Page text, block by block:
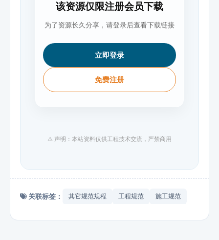
该资源仅限注册会员下载
为了资源长久分享，请登录后查看下载链接
立即登录
免费注册
⚠️ 声明：本站资料仅供工程技术交流，严禁商用
关联标签： 其它规范规程 工程规范 施工规范